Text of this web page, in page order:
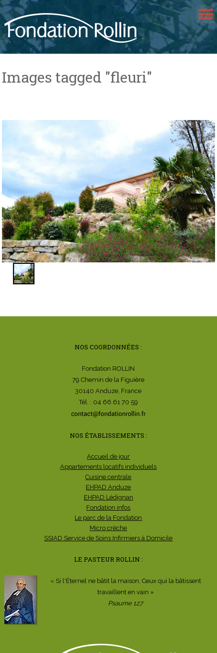
Skip
to
content
Images tagged "fleuri"
NOS COORDONNÉES :
Fondation ROLLIN
79 Chemin de la Figuière
30140 Anduze, France
Tél. : 04 66 61 70 59
NOS ÉTABLISSEMENTS :
Accueil de jour
Appartements locatifs individuels
Cuisine centrale
EHPAD Anduze
EHPAD Lédignan
Fondation infos
Le parc de la Fondation
Micro crèche
SSIAD Service de Soins Infirmiers à Domicile
LE PASTEUR ROLLIN :
« Si l'Éternel ne bâtit la maison, Ceux qui la bâtissent
travaillent en vain »
Psaume 127